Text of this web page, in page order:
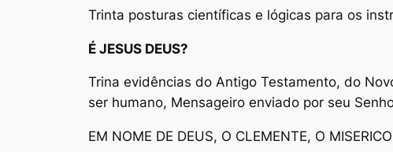
Trinta posturas científicas e lógicas para os
É JESUS DEUS?
Trina evidências do Antigo Testamento, do
ser humano, Mensageiro enviado por seu
EM NOME DE DEUS, O CLEMENTE, O